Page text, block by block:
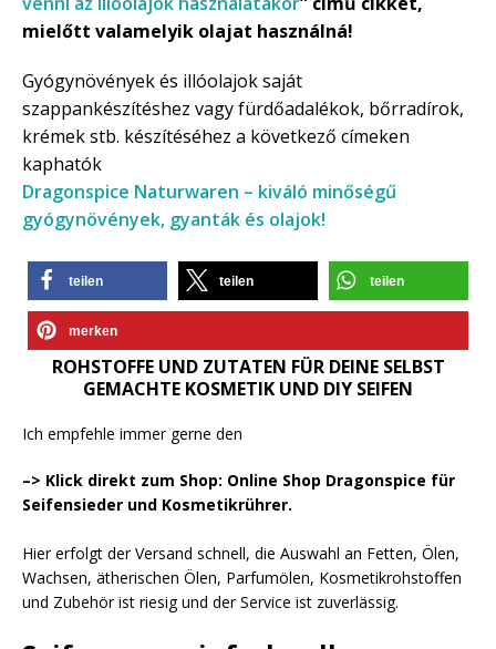
mielőtt valamelyik olajat használná!
Gyógynövények és illóolajok saját
szappankészítéshez vagy fürdőadalékok, bőrradírok,
krémek stb. készítéséhez a következő címeken
kaphatók
Dragonspice Naturwaren – kiváló minőségű
gyógynövények, gyanták és olajok!
teilen teilen teilen
merken
ROHSTOFFE UND ZUTATEN FÜR DEINE SELBST
GEMACHTE KOSMETIK UND DIY SEIFEN
Ich empfehle immer gerne den
–> Klick direkt zum Shop: Online Shop Dragonspice für
Seifensieder und Kosmetikrührer.
Hier erfolgt der Versand schnell, die Auswahl an Fetten, Ölen,
Wachsen, ätherischen Ölen, Parfumölen, Kosmetikrohstoffen
und Zubehör ist riesig und der Service ist zuverlässig.